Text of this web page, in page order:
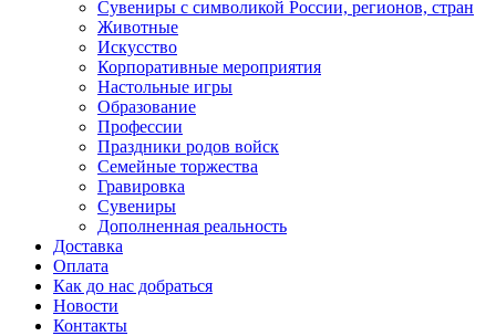
Сувениры с символикой России, регионов, стран
Животные
Искусство
Корпоративные мероприятия
Настольные игры
Образование
Профессии
Праздники родов войск
Семейные торжества
Гравировка
Сувениры
Дополненная реальность
Доставка
Оплата
Как до нас добраться
Новости
Контакты